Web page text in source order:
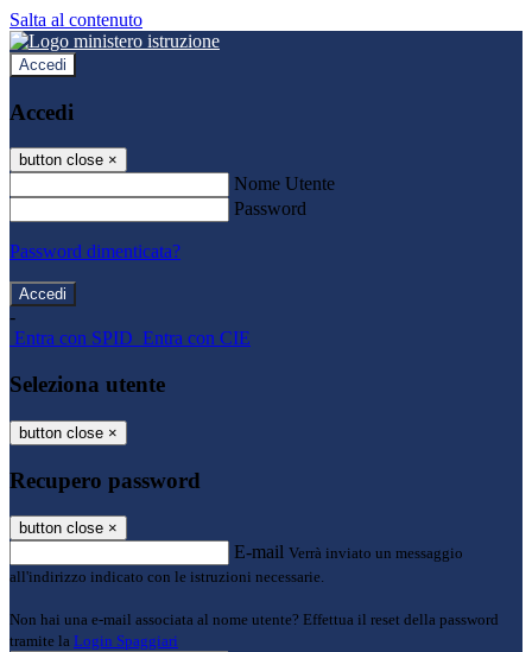
Salta al contenuto
Accedi
Accedi
button close ×
Nome Utente
Password
Password dimenticata?
-
Entra con SPID Entra con CIE
Seleziona utente
button close ×
Recupero password
button close ×
E-mail Verrà inviato un messaggio
all'indirizzo indicato con le istruzioni necessarie.
Non hai una e-mail associata al nome utente? Effettua il reset della password
tramite la Login Spaggiari